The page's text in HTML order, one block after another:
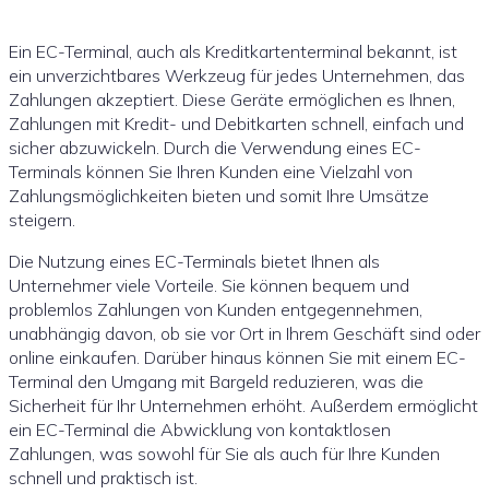
Ein EC-Terminal, auch als Kreditkartenterminal bekannt, ist
ein unverzichtbares Werkzeug für jedes Unternehmen, das
Zahlungen akzeptiert. Diese Geräte ermöglichen es Ihnen,
Zahlungen mit Kredit- und Debitkarten schnell, einfach und
sicher abzuwickeln. Durch die Verwendung eines EC-
Terminals können Sie Ihren Kunden eine Vielzahl von
Zahlungsmöglichkeiten bieten und somit Ihre Umsätze
steigern.
Die Nutzung eines EC-Terminals bietet Ihnen als
Unternehmer viele Vorteile. Sie können bequem und
problemlos Zahlungen von Kunden entgegennehmen,
unabhängig davon, ob sie vor Ort in Ihrem Geschäft sind oder
online einkaufen. Darüber hinaus können Sie mit einem EC-
Terminal den Umgang mit Bargeld reduzieren, was die
Sicherheit für Ihr Unternehmen erhöht. Außerdem ermöglicht
ein EC-Terminal die Abwicklung von kontaktlosen
Zahlungen, was sowohl für Sie als auch für Ihre Kunden
schnell und praktisch ist.